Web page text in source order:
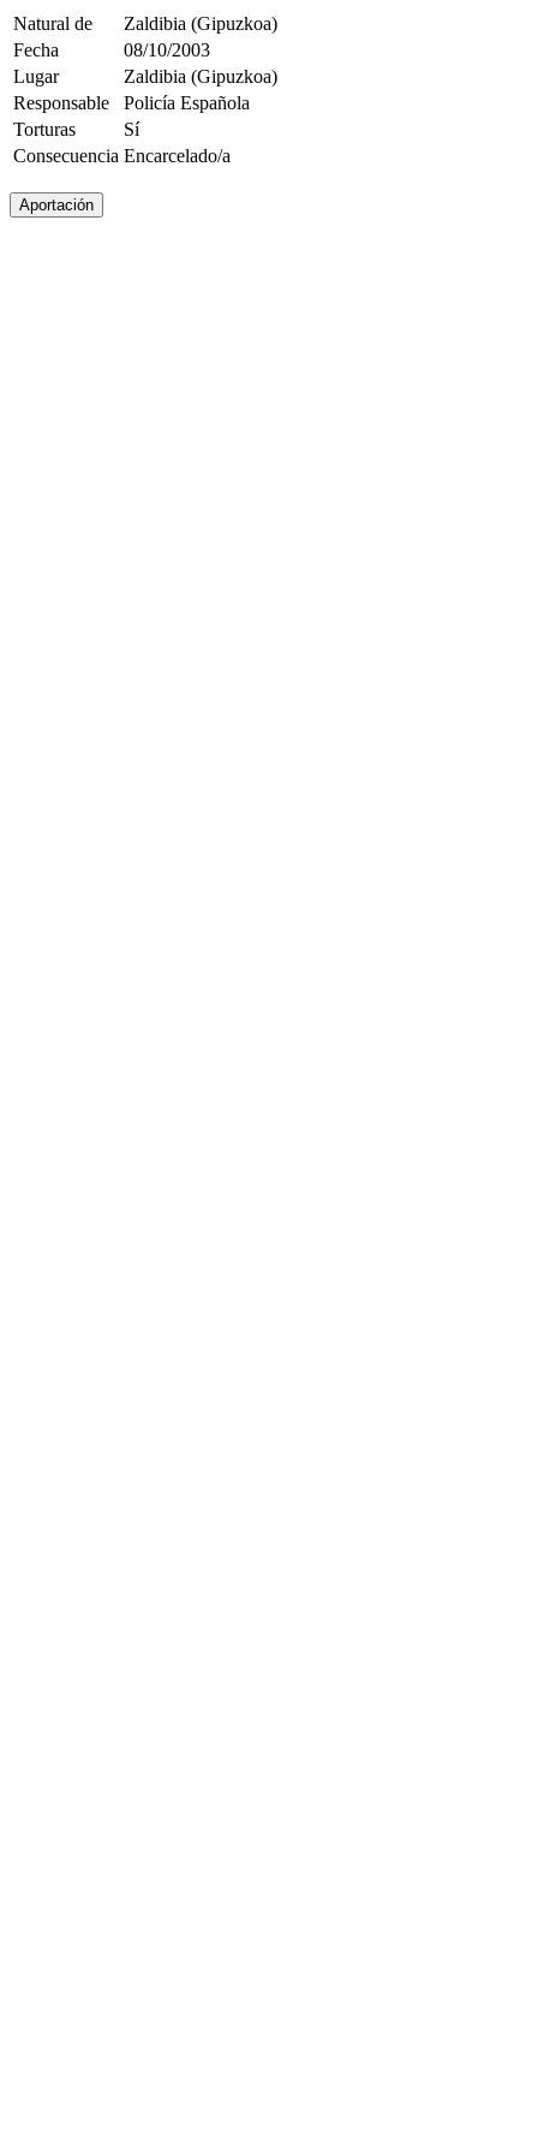
Natural de
Zaldibia (Gipuzkoa)
Fecha
08/10/2003
Lugar
Zaldibia (Gipuzkoa)
Responsable
Policía Española
Torturas
Sí
Consecuencia Encarcelado/a